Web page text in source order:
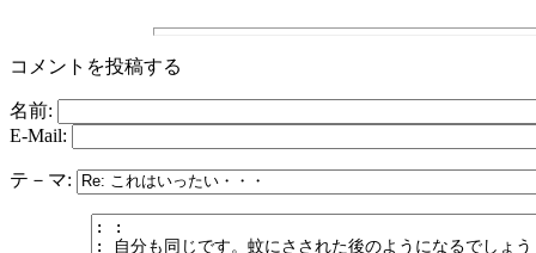
コメントを投稿する
名前:
E-Mail:
テ－マ: